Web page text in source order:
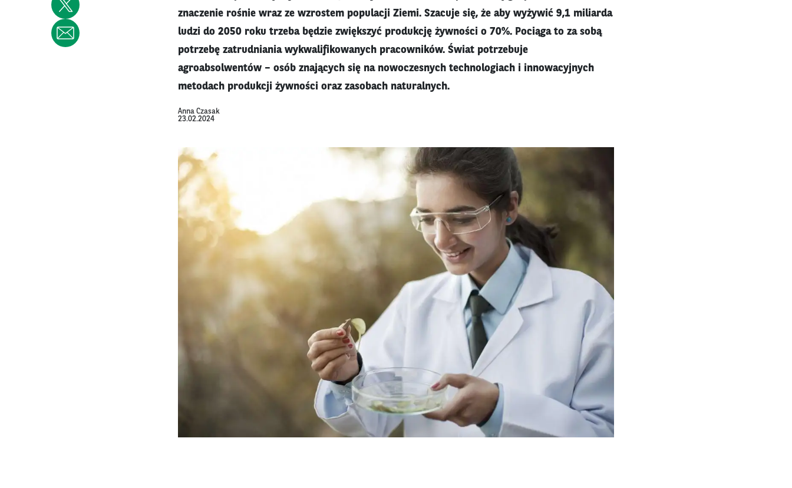
znaczenie rośnie wraz ze wzrostem populacji Ziemi. Szacuje się, że aby wyżywić 9,1 miliarda
ludzi do 2050 roku trzeba będzie zwiększyć produkcję żywności o 70%. Pociąga to za sobą
potrzebę zatrudniania wykwalifikowanych pracowników. Świat potrzebuje
agroabsolwentów – osób znających się na nowoczesnych technologiach i innowacyjnych
metodach produkcji żywności oraz zasobach naturalnych.
Anna Czasak
23.02.2024